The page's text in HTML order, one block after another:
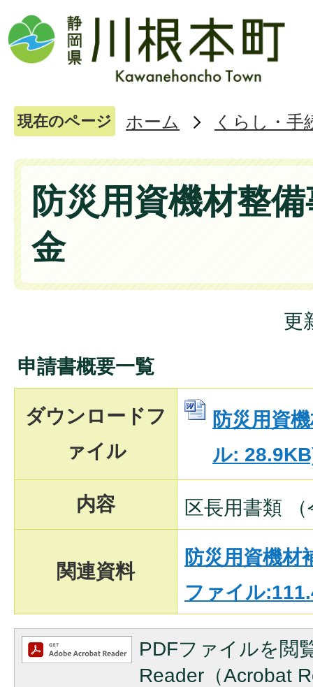
現在のページ ホーム くらし・手
防災用資機材整
金
更
申請書概要一覧
ダウンロードフ
ァイル
防災用資
ル:
内容 区長用書類
関連資料
防災用資機材
ファイル
PDFファイルを閲
Reader（Acrobat